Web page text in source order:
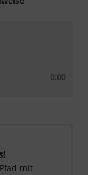
0:00
mit